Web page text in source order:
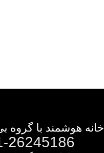
خانه هوشمند با گروه
26245186